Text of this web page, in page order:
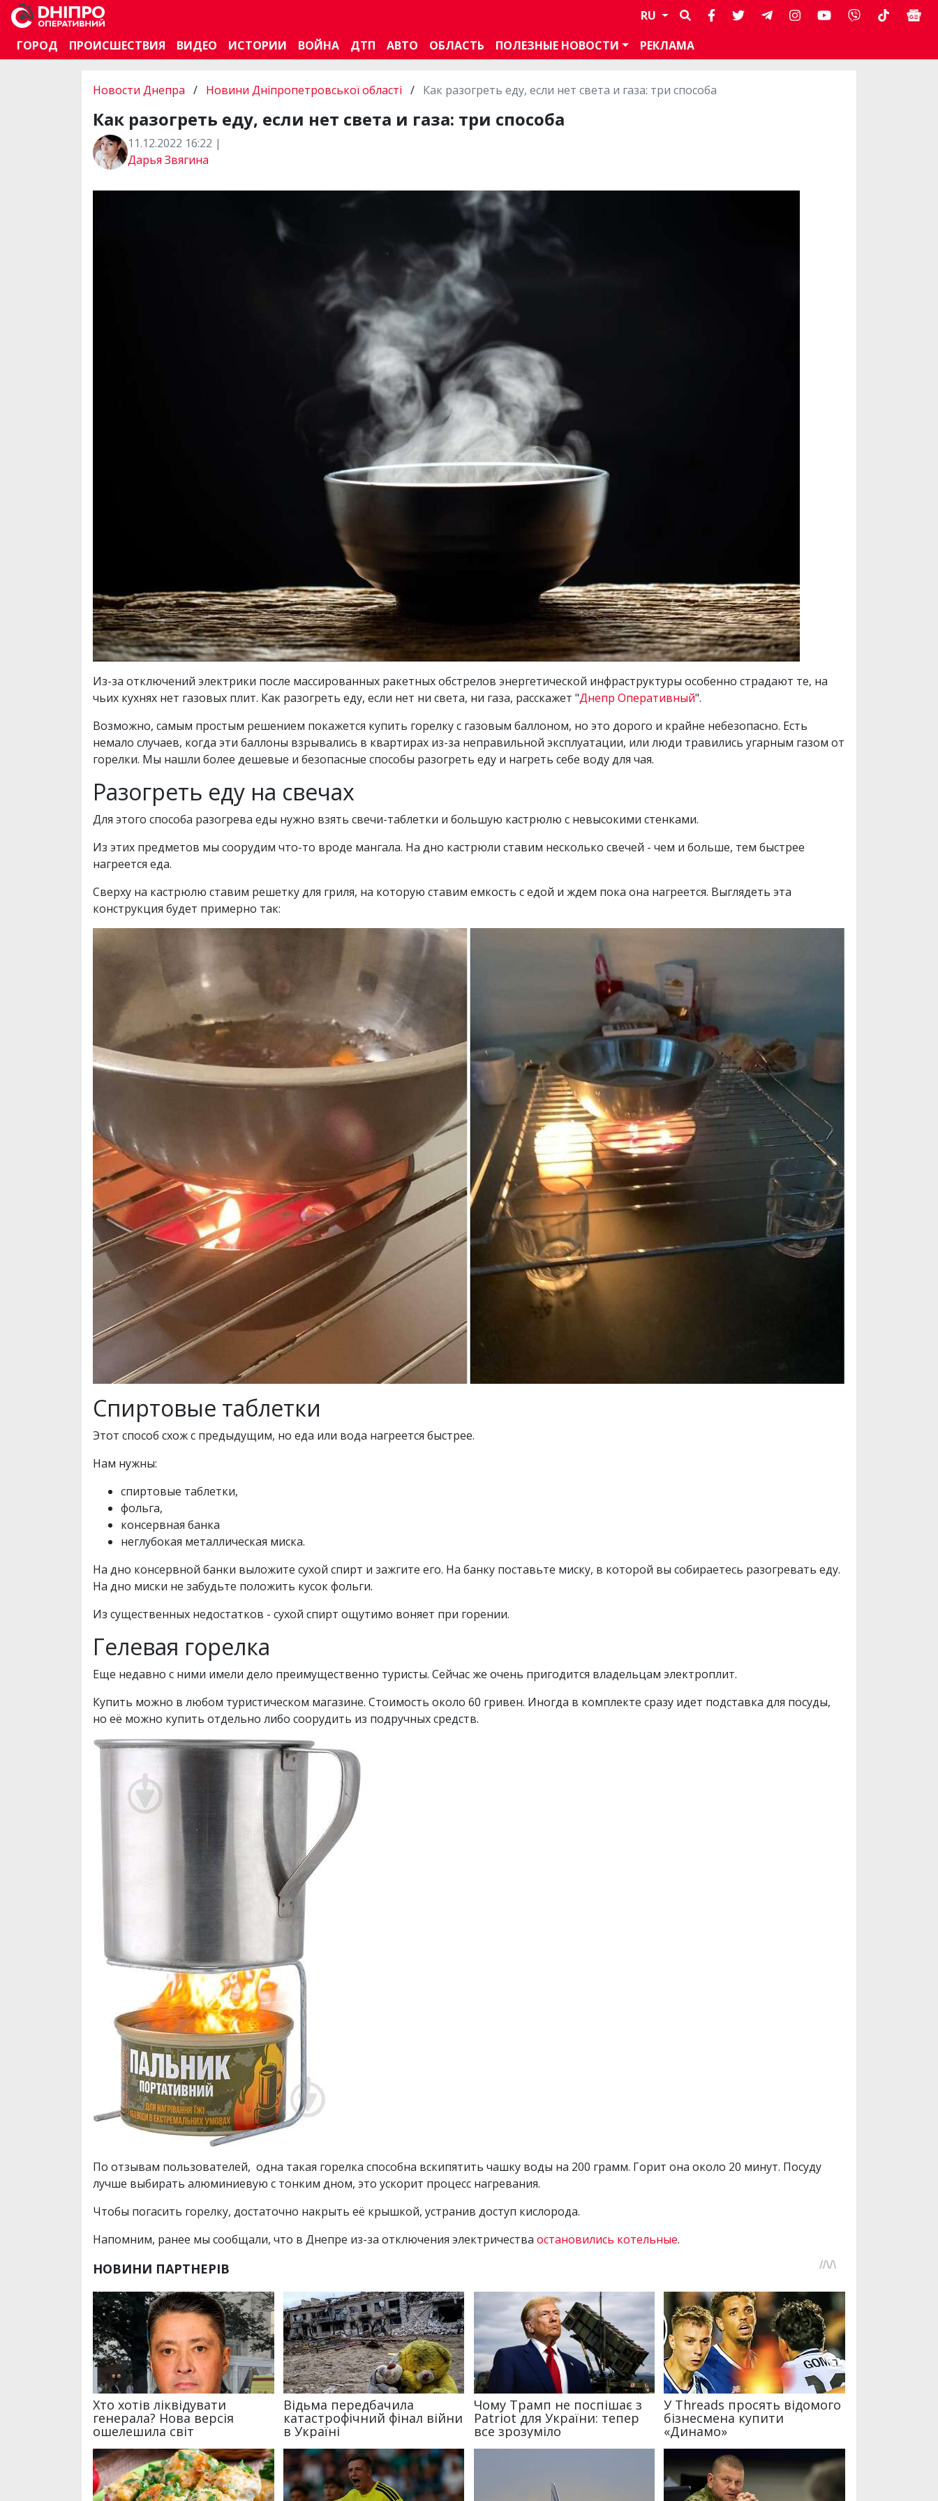
RU
ГОРОД
ПРОИСШЕСТВИЯ ВИДЕО ИСТОРИИ ВОЙНА ДТП АВТО ОБЛАСТЬ ПОЛЕЗНЫЕ НОВОСТИ РЕКЛАМА
Новости Днепра / Новини Дніпропетровської області / Как разогреть еду, если нет света и газа: три способа
Как разогреть еду, если нет света и газа: три способа
11.12.2022 16:22 |
Дарья Звягина
Из-за отключений электрики после массированных ракетных обстрелов энергетической инфраструктуры особенно страдают те, на
чьих кухнях нет газовых плит. Как разогреть еду, если нет ни света, ни газа, расскажет "Днепр Оперативный".
Возможно, самым простым решением покажется купить горелку с газовым баллоном, но это дорого и крайне небезопасно. Есть
немало случаев, когда эти баллоны взрывались в квартирах из-за неправильной эксплуатации, или люди травились угарным газом от
горелки. Мы нашли более дешевые и безопасные способы разогреть еду и нагреть себе воду для чая.
Разогреть еду на свечах
Для этого способа разогрева еды нужно взять свечи-таблетки и большую кастрюлю с невысокими стенками.
Из этих предметов мы соорудим что-то вроде мангала. На дно кастрюли ставим несколько свечей - чем и больше, тем быстрее
нагреется еда.
Сверху на кастрюлю ставим решетку для гриля, на которую ставим емкость с едой и ждем пока она нагреется. Выглядеть эта
конструкция будет примерно так:
Спиртовые таблетки
Этот способ схож с предыдущим, но еда или вода нагреется быстрее.
Нам нужны:
спиртовые таблетки,
фольга,
консервная банка
неглубокая металлическая миска.
На дно консервной банки выложите сухой спирт и зажгите его. На банку поставьте миску, в которой вы собираетесь разогревать еду.
На дно миски не забудьте положить кусок фольги.
Из существенных недостатков - сухой спирт ощутимо воняет при горении.
Гелевая горелка
Еще недавно с ними имели дело преимущественно туристы. Сейчас же очень пригодится владельцам электроплит.
Купить можно в любом туристическом магазине. Стоимость около 60 гривен. Иногда в комплекте сразу идет подставка для посуды,
но её можно купить отдельно либо соорудить из подручных средств.
По отзывам пользователей, одна такая горелка способна вскипятить чашку воды на 200 грамм. Горит она около 20 минут. Посуду
лучше выбирать алюминиевую с тонким дном, это ускорит процесс нагревания.
Чтобы погасить горелку, достаточно накрыть её крышкой, устранив доступ кислорода.
Напомним, ранее мы сообщали, что в Днепре из-за отключения электричества остановились котельные.